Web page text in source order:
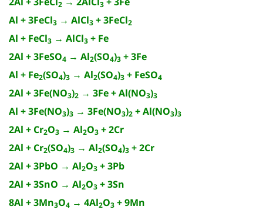
2 3
Al + 3FeCl3 → AlCl3 + 3FeCl2
Al + FeCl3 → AlCl3 + Fe
2Al + 3FeSO4 → Al2(SO4)3 + 3Fe
Al + Fe2(SO4)3 → Al2(SO4)3 + FeSO4
2Al + 3Fe(NO3)2 → 3Fe + Al(NO3)3
Al + 3Fe(NO3)3 → 3Fe(NO3)2 + Al(NO3)3
2Al + Cr2O3 → Al2O3 + 2Cr
2Al + Cr2(SO4)3 → Al2(SO4)3 + 2Cr
2Al + 3PbO → Al2O3 + 3Pb
2Al + 3SnO → Al2O3 + 3Sn
8Al + 3Mn3O4 → 4Al2O3 + 9Mn